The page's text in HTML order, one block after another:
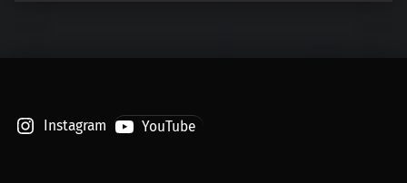
Instagram YouTube